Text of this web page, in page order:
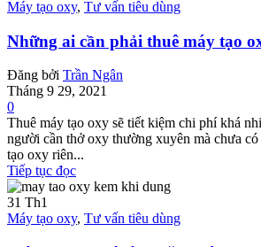
Máy tạo oxy, Tư vấn tiêu dùng
Những ai cần phải thuê máy tạo
Đăng bởi Trần Ngân
Tháng 9 29, 2021
0
Thuê máy tạo oxy sẽ tiết kiệm chi phí khá
người cần thở oxy thường xuyên mà chưa
tạo oxy riên...
Tiếp tục đọc
31 Th1
Máy tạo oxy, Tư vấn tiêu dùng